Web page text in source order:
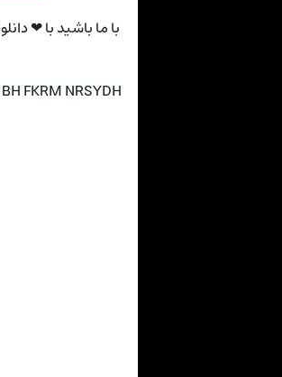
با ما باشید با ❤
FKRM NRSYDH